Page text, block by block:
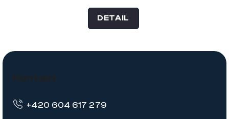
DETAIL
Z
Kontakt
+420 604 617 279